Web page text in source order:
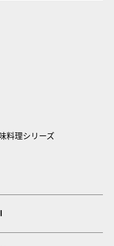
料理シリーズ